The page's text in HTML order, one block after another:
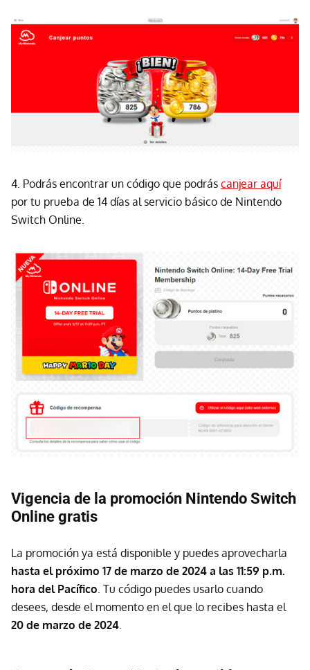
4. Podrás encontrar un código que podrás canjear aquí
por tu prueba de 14 días al servicio básico de Nintendo
Switch Online.
Vigencia de la promoción Nintendo Switch
Online gratis
La promoción ya está disponible y puedes aprovecharla
hasta el próximo 17 de marzo de 2024 a las 11:59 p.m.
hora del Pacífico . Tu código puedes usarlo cuando
desees, desde el momento en el que lo recibes hasta el
20 de marzo de 2024